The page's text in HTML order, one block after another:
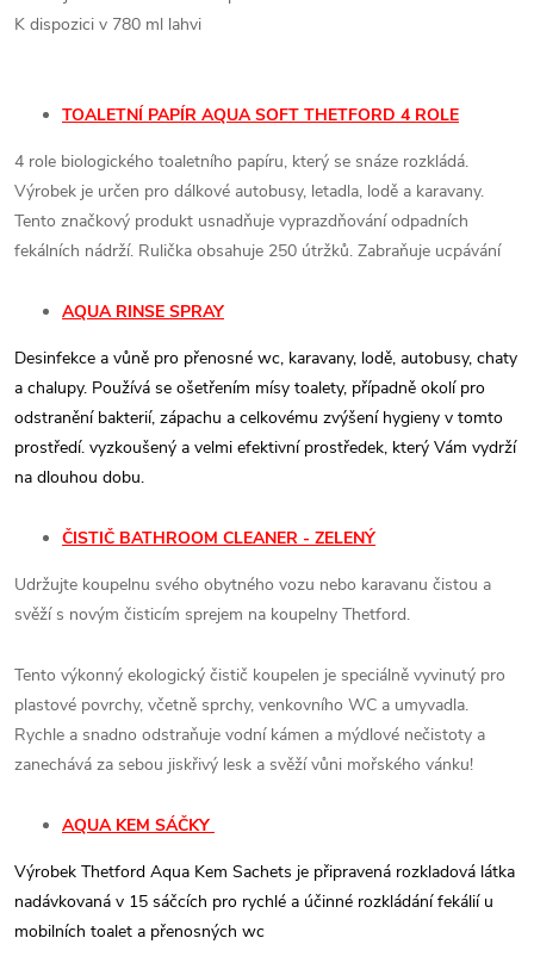
K dispozici v 780 ml lahvi
TOALETNÍ PAPÍR AQUA SOFT THETFORD 4 ROLE
4 role biologického toaletního papíru, který se snáze rozkládá.
Výrobek je určen pro dálkové autobusy, letadla, lodě a karavany.
Tento značkový produkt usnadňuje vyprazdňování odpadních
fekálních nádrží. Rulička obsahuje 250 útržků. Zabraňuje ucpávání
AQUA RINSE SPRAY
Desinfekce a vůně pro přenosné wc, karavany, lodě, autobusy, chaty
a chalupy. Používá se ošetřením mísy toalety, případně okolí pro
odstranění bakterií, zápachu a celkovému zvýšení hygieny v tomto
prostředí. vyzkoušený a velmi efektivní prostředek, který Vám vydrží
na dlouhou dobu.
ČISTIČ BATHROOM CLEANER - ZELENÝ
Udržujte koupelnu svého obytného vozu nebo karavanu čistou a
svěží s novým čisticím sprejem na koupelny Thetford.
Tento výkonný ekologický čistič koupelen je speciálně vyvinutý pro
plastové povrchy, včetně sprchy, venkovního WC a umyvadla.
Rychle a snadno odstraňuje vodní kámen a mýdlové nečistoty a
zanechává za sebou jiskřivý lesk a svěží vůni mořského vánku!
AQUA KEM SÁČKY
Výrobek Thetford Aqua Kem Sachets je připravená rozkladová látka
nadávkovaná v 15 sáčcích pro rychlé a účinné rozkládání fekálií u
mobilních toalet a přenosných wc